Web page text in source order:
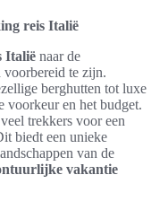
reis Italië
Italië naar de
voorbereid te zijn.
berghutten tot luxe
voorkeur en het budget.
trekkers voor een
biedt een unieke
van de
vakantie